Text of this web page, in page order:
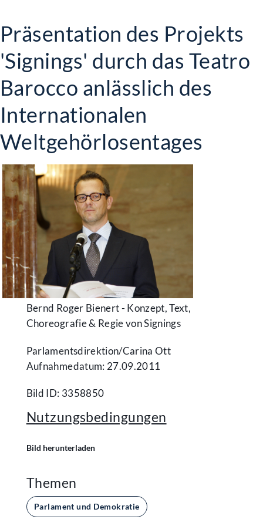
Präsentation des Projekts
'Signings' durch das Teatro
Barocco anlässlich des
Internationalen
Weltgehörlosentages
Bernd Roger Bienert - Konzept, Text,
Choreografie & Regie von Signings
Parlamentsdirektion/​Carina Ott
Aufnahmedatum: 27.09.2011
Bild ID: 3358850
Nutzungsbedingungen
Bild herunterladen
Themen
Parlament und Demokratie